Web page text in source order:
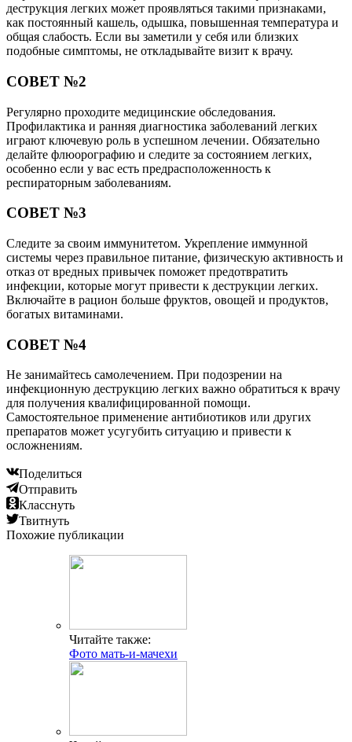
деструкция легких может проявляться такими признаками,
как постоянный кашель, одышка, повышенная температура и
общая слабость. Если вы заметили у себя или близких
подобные симптомы, не откладывайте визит к врачу.
СОВЕТ №2
Регулярно проходите медицинские обследования.
Профилактика и ранняя диагностика заболеваний легких
играют ключевую роль в успешном лечении. Обязательно
делайте флюорографию и следите за состоянием легких,
особенно если у вас есть предрасположенность к
респираторным заболеваниям.
СОВЕТ №3
Следите за своим иммунитетом. Укрепление иммунной
системы через правильное питание, физическую активность и
отказ от вредных привычек поможет предотвратить
инфекции, которые могут привести к деструкции легких.
Включайте в рацион больше фруктов, овощей и продуктов,
богатых витаминами.
СОВЕТ №4
Не занимайтесь самолечением. При подозрении на
инфекционную деструкцию легких важно обратиться к врачу
для получения квалифицированной помощи.
Самостоятельное применение антибиотиков или других
препаратов может усугубить ситуацию и привести к
осложнениям.
Поделиться
Отправить
Класснуть
Твитнуть
Похожие публикации
Читайте также:
Фото мать-и-мачехи